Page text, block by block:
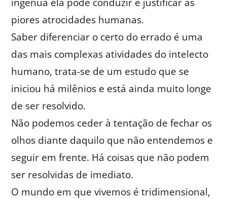
ingênua ela pode conduzir e justificar as
piores atrocidades humanas.
Saber diferenciar o certo do errado é uma
das mais complexas atividades do intelecto
humano, trata-se de um estudo que se
iniciou há milênios e está ainda muito longe
de ser resolvido.
Não podemos ceder à tentação de fechar os
olhos diante daquilo que não entendemos e
seguir em frente. Há coisas que não podem
ser resolvidas de imediato.
O mundo em que vivemos é tridimensional,